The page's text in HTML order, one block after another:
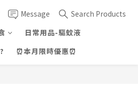
Message
Search Products
日常用品-驅蚊液
⏰本月限時優惠⏰